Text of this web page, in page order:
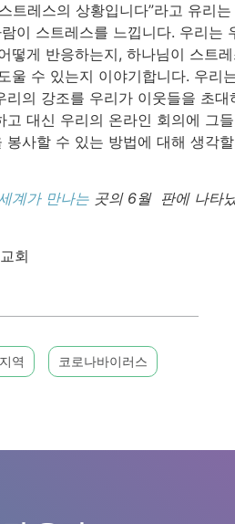
트레스의 상황입니다”라고 유리
이 스트레스를 느낍니다. 우리는
떻게 반응하는지, 하나님이 스트
울 수 있는지 이야기합니다. 우리
리의 강조를 우리가 이웃들을 초대
고 대신 우리의 온라인 회의에 그
봉사할 수 있는 방법에 대해 생각
계가 만나는 곳의 6월 판에 나타
회
역 코로나바이러스